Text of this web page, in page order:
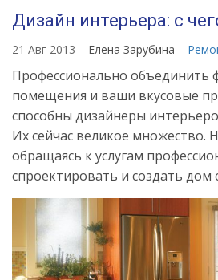
Дизайн интерьера: с
21 Авг 2013 Елена Зарубина
Профессионально объединить
помещения и ваши вкусовые
способны дизайнеры
Их сейчас великое множество.
обращаясь к услугам
спроектировать и создать дом